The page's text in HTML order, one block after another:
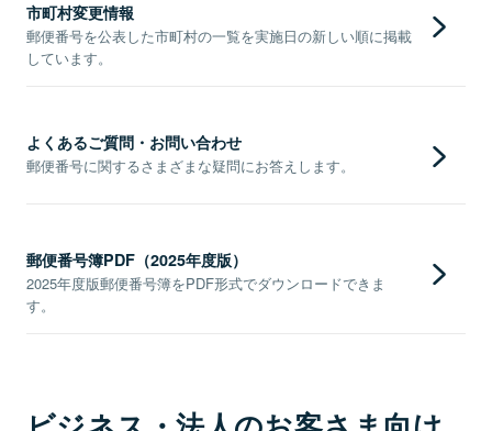
市町村変更情報
郵便番号を公表した市町村の一覧を実施日の新しい順に掲載
しています。
よくあるご質問・お問い合わせ
郵便番号に関するさまざまな疑問にお答えします。
郵便番号簿PDF（2025年度版）
2025年度版郵便番号簿をPDF形式でダウンロードできま
す。